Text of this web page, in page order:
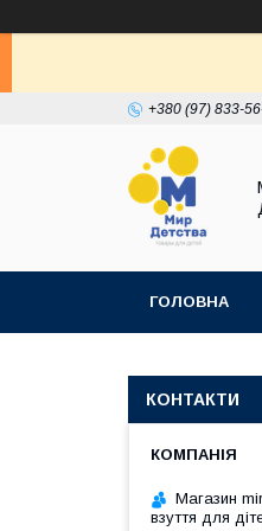
+380 (97) 833-
ГОЛОВНА
КОНТАКТИ
Магазин
взуття для